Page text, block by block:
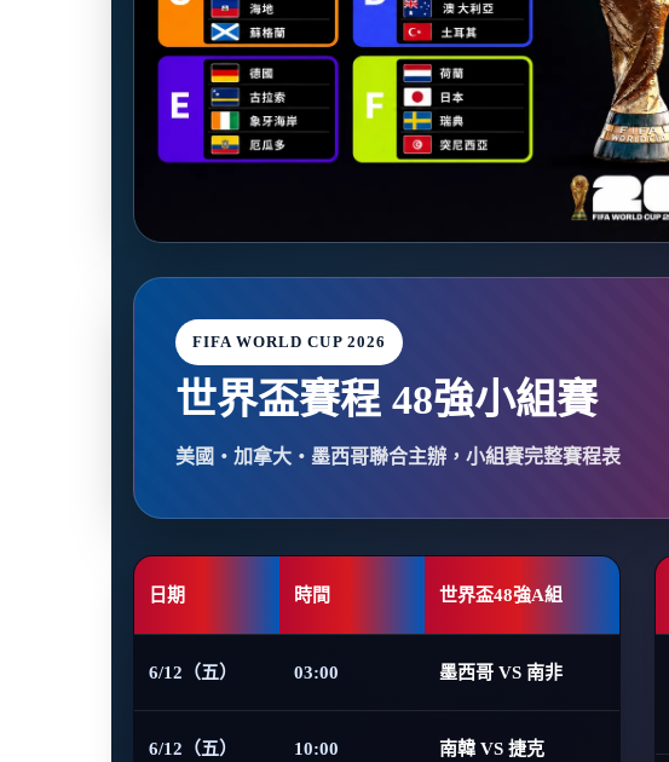
FIFA WORLD CUP 2026
世界盃賽程 48強小組賽
美國・加拿大・墨西哥聯合主辦，小組賽完整賽程表
日期 時間 世界盃48強A組
6/12（五） 03:00 墨西哥 VS 南非
6/12（五） 10:00 南韓 VS 捷克